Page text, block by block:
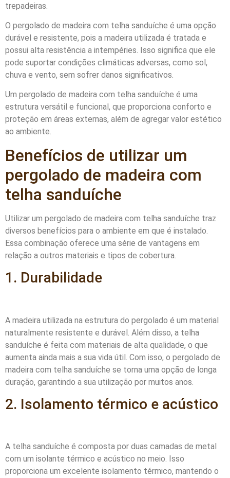
trepadeiras.
O pergolado de madeira com telha sanduíche é uma opção
durável e resistente, pois a madeira utilizada é tratada e
possui alta resistência a intempéries. Isso significa que ele
pode suportar condições climáticas adversas, como sol,
chuva e vento, sem sofrer danos significativos.
Um pergolado de madeira com telha sanduíche é uma
estrutura versátil e funcional, que proporciona conforto e
proteção em áreas externas, além de agregar valor estético
ao ambiente.
Benefícios de utilizar um
pergolado de madeira com
telha sanduíche
Utilizar um pergolado de madeira com telha sanduíche traz
diversos benefícios para o ambiente em que é instalado.
Essa combinação oferece uma série de vantagens em
relação a outros materiais e tipos de cobertura.
1. Durabilidade
A madeira utilizada na estrutura do pergolado é um material
naturalmente resistente e durável. Além disso, a telha
sanduíche é feita com materiais de alta qualidade, o que
aumenta ainda mais a sua vida útil. Com isso, o pergolado de
madeira com telha sanduíche se torna uma opção de longa
duração, garantindo a sua utilização por muitos anos.
2. Isolamento térmico e acústico
A telha sanduíche é composta por duas camadas de metal
com um isolante térmico e acústico no meio. Isso
proporciona um excelente isolamento térmico, mantendo o